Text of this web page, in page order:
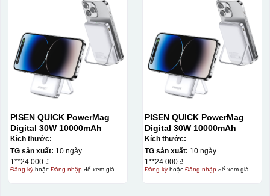
In lưới (silk screen printing) trong ngành quà tặng là kỹ
thuật in ấn sử dụng một tấm lưới được phủ hóa chất cảm
quang, trong đó hình ảnh cần in được phơi sáng tạo
thành khuôn. Mực in được đẩy qua các lỗ nhỏ trên lưới
bằng một thanh gạt (squeegee) để in lên bề mặt sản
phẩm như ly, cốc, bút, móc khóa hay các vật phẩm quà
khác nhau, độ bền cao, có thể in trên nhiều chất liệu và
phù hợp cho sản xuất số lượng lớn, tuy nhiên đòi hỏi
quy trình chuẩn bị kỹ lưỡng và chi phí setup ban đầu
tương đối cao.
PISEN QUICK PowerMag
Digital 30W 10000mAh
Kích thước:
TG sản xuất: 10 ngày
1**24.000 ₫
Đăng kýhoặc Đăng nhậpđể xem giá
PISEN QUICK PowerMag
Digital 30W 10000mAh
Kích thước:
TG sản xuất: 10 ngày
1**24.000 ₫
Đăng kýhoặc Đăng nhậpđể xem giá